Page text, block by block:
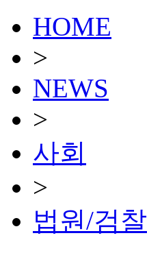
HOME
>
NEWS
>
사회
>
법원/검찰